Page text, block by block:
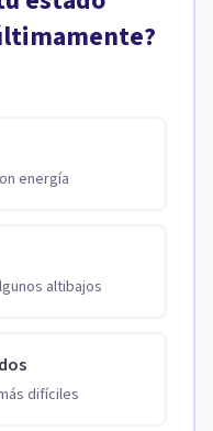
energía
altibajos
difíciles